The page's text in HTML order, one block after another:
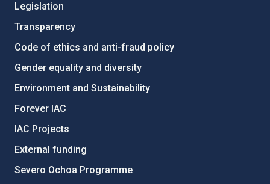
Legislation
Transparency
Code of ethics and anti-fraud policy
Gender equality and diversity
Environment and Sustainability
Forever IAC
IAC Projects
External funding
Severo Ochoa Programme